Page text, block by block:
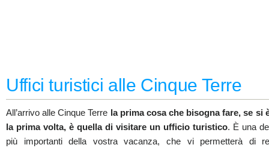
Uffici turistici alle Cinque Terre
All’arrivo alle Cinque Terre la prima cosa che bisogna fare, se si
la prima volta, è quella di visitare un ufficio turistico. È una
più importanti della vostra vacanza, che vi permetterà di